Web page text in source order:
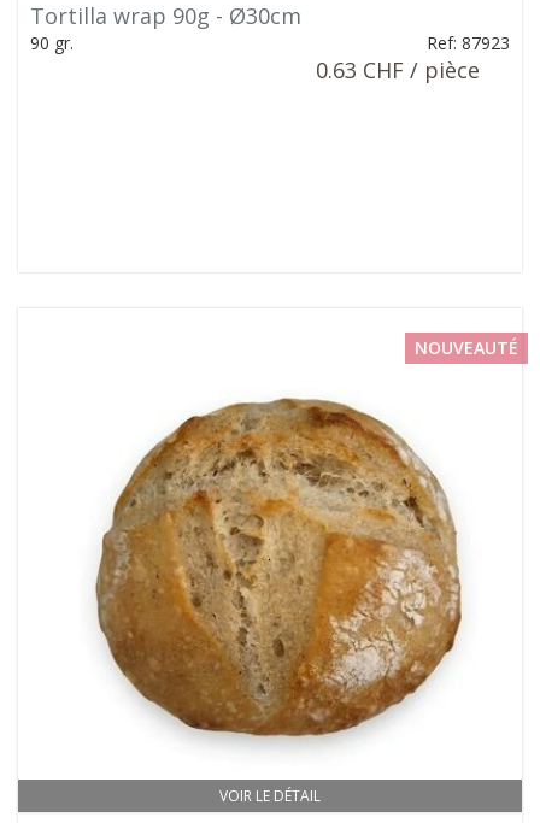
Tortilla wrap 90g - Ø30cm
90 gr. Ref: 87923
0.63 CHF / pièce
VOIR LE DÉTAIL
NOUVEAUTÉ